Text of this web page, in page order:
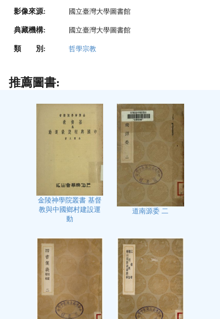
影像來源: 國立臺灣大學圖書館
典藏機構: 國立臺灣大學圖書館
類 別: 哲學宗教
推薦圖書:
金陵神學院叢書 基督
教與中國鄉村建設運
動
道南源委 二